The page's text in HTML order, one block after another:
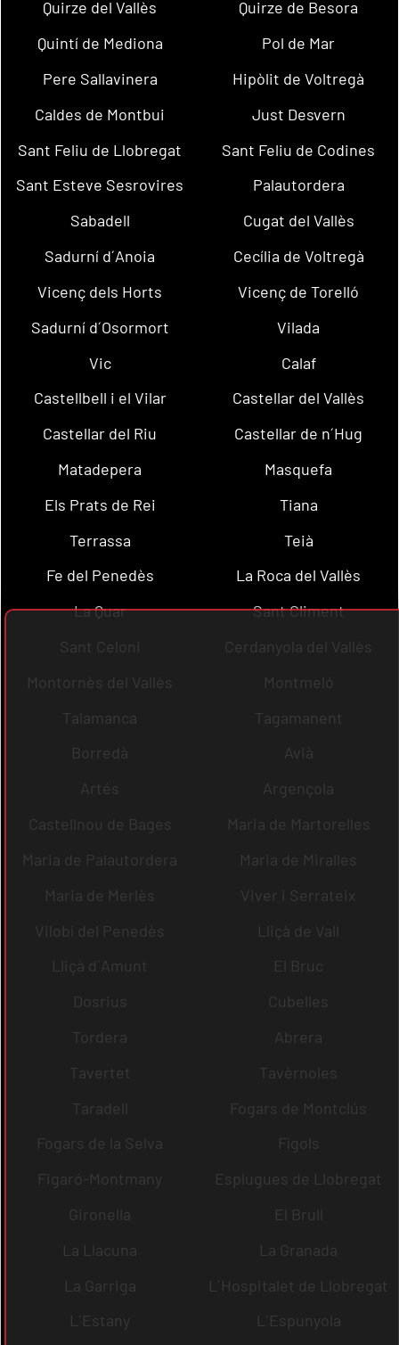
Quirze del Vallès
Quirze de Besora
Quintí de Mediona
Pol de Mar
Pere Sallavinera
Hipòlit de Voltregà
Caldes de Montbui
Just Desvern
Sant Feliu de Llobregat
Sant Feliu de Codines
Sant Esteve Sesrovires
Palautordera
Sabadell
Cugat del Vallès
Sadurní d´Anoia
Cecília de Voltregà
Vicenç dels Horts
Vicenç de Torelló
Sadurní d´Osormort
Vilada
Vic
Calaf
Castellbell i el Vilar
Castellar del Vallès
Castellar del Riu
Castellar de n´Hug
Matadepera
Masquefa
Els Prats de Rei
Tiana
Terrassa
Teià
Fe del Penedès
La Roca del Vallès
La Quar
Sant Climent
Sant Celoni
Cerdanyola del Vallès
Montornès del Vallès
Montmeló
Talamanca
Tagamanent
Borredà
Avià
Artés
Argençola
Castellnou de Bages
Maria de Martorelles
Maria de Palautordera
Maria de Miralles
Maria de Merlès
Viver i Serrateix
Vilobí del Penedès
Lliçà de Vall
Lliçà d´Amunt
El Bruc
Dosrius
Cubelles
Tordera
Abrera
Tavertet
Tavèrnoles
Taradell
Fogars de Montclús
Fogars de la Selva
Fígols
Figaró-Montmany
Esplugues de Llobregat
Gironella
El Brull
La Llacuna
La Granada
La Garriga
L´Hospitalet de Llobregat
L´Estany
L´Espunyola